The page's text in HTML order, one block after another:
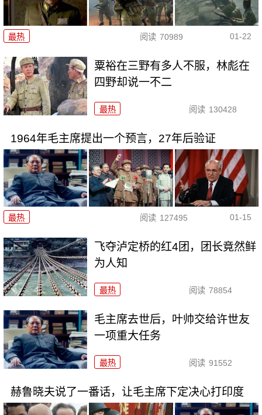
最热 阅读 70989 01-22
粟裕在三野有多人不服，林彪在
四野却说一不二
最热 阅读 130428
1964年毛主席提出一个预言，27年后验证
最热 阅读 127495 01-15
飞夺泸定桥的红4团，团长竟然鲜
为人知
最热 阅读 78854
毛主席去世后，叶帅交给许世友
一项重大任务
最热 阅读 91552
赫鲁晓夫说了一番话，让毛主席下定决心打印度